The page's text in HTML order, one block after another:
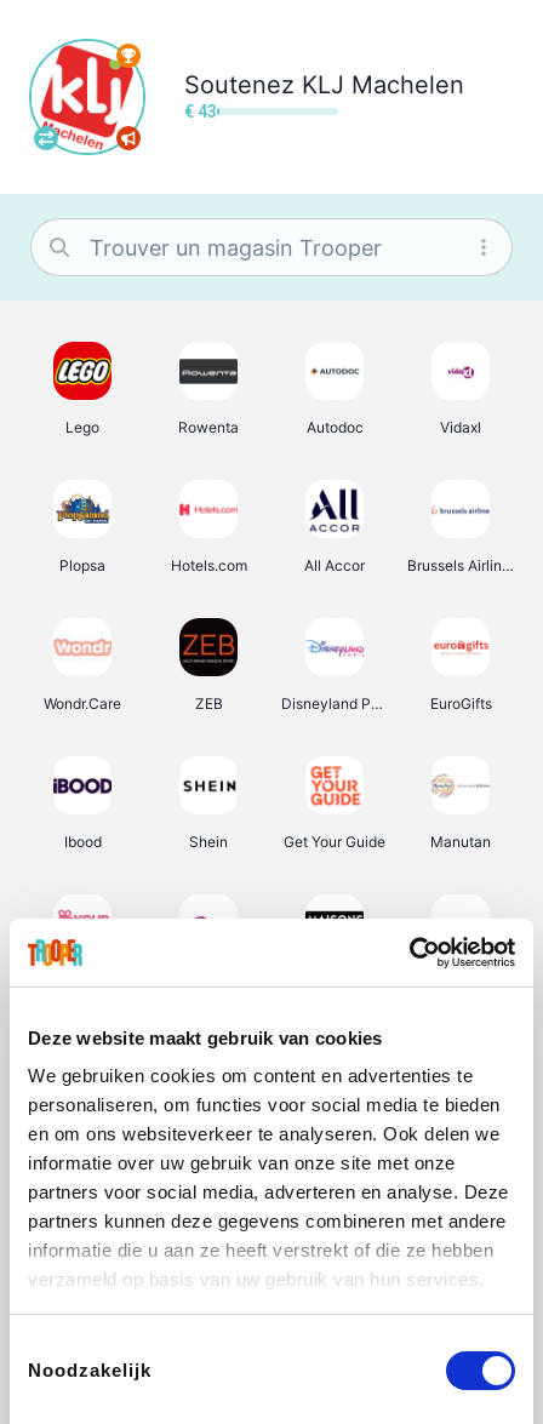
Deze website maakt gebruik van cookies
We gebruiken cookies om content en advertenties te
personaliseren, om functies voor social media te bieden
en om ons websiteverkeer te analyseren. Ook delen we
informatie over uw gebruik van onze site met onze
partners voor social media, adverteren en analyse. Deze
partners kunnen deze gegevens combineren met andere
informatie die u aan ze heeft verstrekt of die ze hebben
verzameld op basis van uw gebruik van hun services.
Noodzakelijk
Soutenez KLJ Machelen
€ 43
Lego Rowenta Autodoc Vidaxl
Plopsa Hotels.com All Accor Brussels Airlines
Wondr.Care ZEB Disneyland Paris EuroGifts
Ibood Shein Get Your Guide Manutan
Weekendesk Sarenza Schiesser Interhome
Lufthansa